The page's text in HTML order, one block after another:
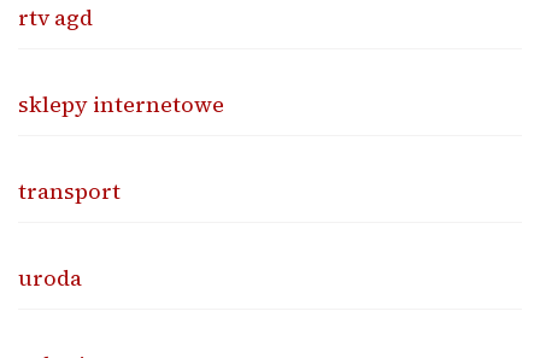
rtv agd
sklepy internetowe
transport
uroda